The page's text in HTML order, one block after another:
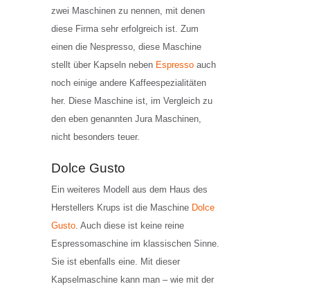
zwei Maschinen zu nennen, mit denen
diese Firma sehr erfolgreich ist. Zum
einen die Nespresso, diese Maschine
stellt über Kapseln neben Espresso auch
noch einige andere Kaffeespezialitäten
her. Diese Maschine ist, im Vergleich zu
den eben genannten Jura Maschinen,
nicht besonders teuer.
Dolce Gusto
Ein weiteres Modell aus dem Haus des
Herstellers Krups ist die Maschine Dolce
Gusto. Auch diese ist keine reine
Espressomaschine im klassischen Sinne.
Sie ist ebenfalls eine. Mit dieser
Kapselmaschine kann man – wie mit der